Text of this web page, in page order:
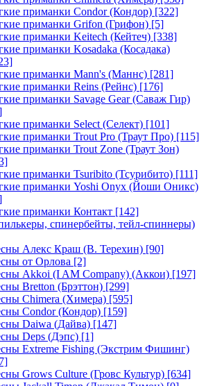
приманки Condor (Кондор) [322]
приманки Grifon (Грифон) [5]
приманки Keitech (Кейтеч) [338]
приманки Kosadaka (Косадака)
приманки Mann's (Маннс) [281]
приманки Reins (Рейнс) [176]
приманки Savage Gear (Саваж Гир)
приманки Select (Селект) [101]
приманки Trout Pro (Траут Про) [115]
приманки Trout Zone (Траут Зон)
приманки Tsuribito (Тсурибито) [111]
приманки Yoshi Onyx (Йоши Оникс)
приманки Контакт [142]
спинербейты, тейл-спиннеры)
Алекс Краш (В. Терехин) [90]
от Орлова [2]
Akkoi (I AM Company) (Аккои) [197]
Bretton (Брэттон) [299]
Chimera (Химера) [595]
Condor (Кондор) [159]
Daiwa (Дайва) [147]
Deps (Дэпс) [1]
Extreme Fishing (Экстрим Фишинг)
Grows Culture (Гровс Культур) [634]